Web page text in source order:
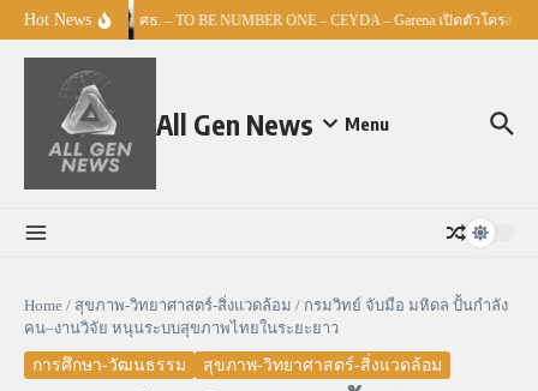
Skip to content
Hot News ศธ. – TO BE NUMBER ONE – CEYDA – Garena เปิดตัวโครงก
All Gen News Menu
Home / สุขภาพ-วิทยาศาสตร์-สิ่งแวดล้อม / กรมวิทย์ จับมือ มหิดล ปั้นกำลัง
คน–งานวิจัย หนุนระบบสุขภาพไทยในระยะยาว
การศึกษา-วัฒนธรรม สุขภาพ-วิทยาศาสตร์-สิ่งแวดล้อม